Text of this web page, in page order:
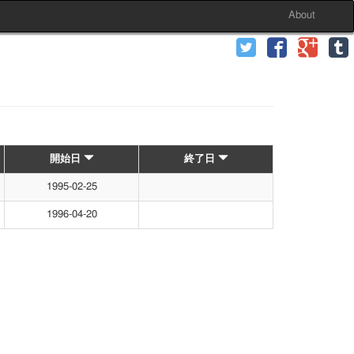
About
開始日 終了日
1995-02-25
1996-04-20